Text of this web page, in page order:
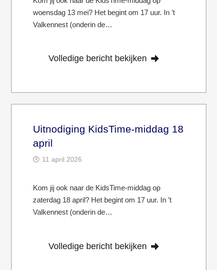
woensdag 13 mei? Het begint om 17 uur. In ’t
Valkennest (onderin de…
Volledige bericht bekijken
Uitnodiging KidsTime-middag 18
april
11 april 2026
Kom jij ook naar de KidsTime-middag op
zaterdag 18 april? Het begint om 17 uur. In ’t
Valkennest (onderin de…
Volledige bericht bekijken